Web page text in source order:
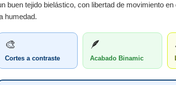
buen tejido bielástico, con libertad de movimiento
humedad.
🎨
Cortes a contraste
🪶
Acabado Binamic